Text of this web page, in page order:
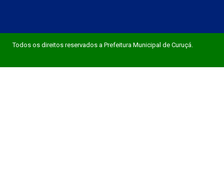
Todos os direitos reservados a Prefeitura Municipal de Curuçá.